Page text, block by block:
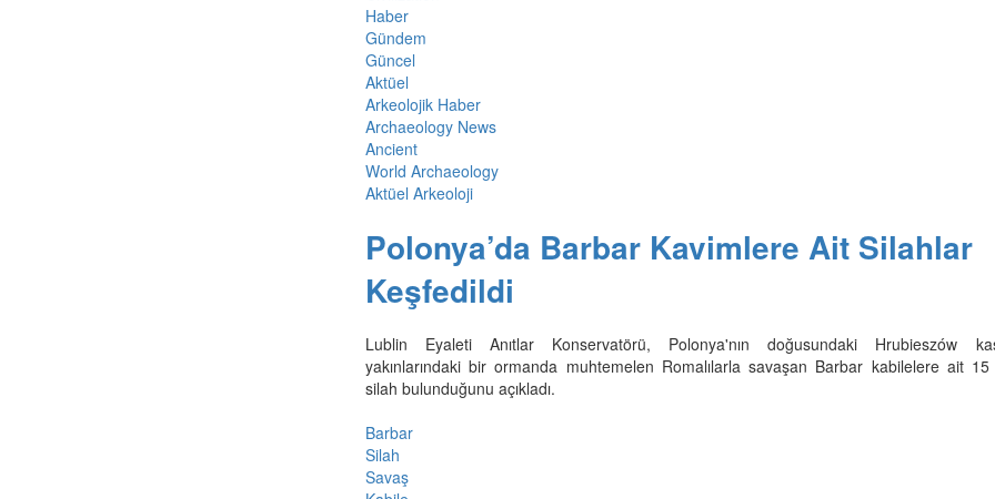
Haber
Gündem
Güncel
Aktüel
Arkeolojik Haber
Archaeology News
Ancient
World Archaeology
Aktüel Arkeoloji
Polonya’da Barbar Kavimlere Ait Silahlar
Keşfedildi
Lublin Eyaleti Anıtlar Konservatörü, Polonya'nın doğusundaki Hrubieszów
yakınlarındaki bir ormanda muhtemelen Romalılarla savaşan Barbar kabilelere ait
silah bulunduğunu açıkladı.
Barbar
Silah
Savaş